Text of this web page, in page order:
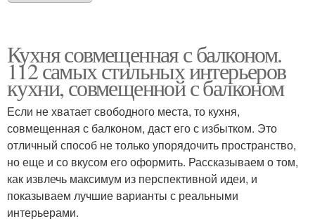
Кухня совмещенная с балконом.
112 самых стильных интерьеров
кухни, совмещенной с балконом
Если не хватает свободного места, то кухня,
совмещенная с балконом, даст его с избытком. Это
отличный способ не только упорядочить пространство,
но еще и со вкусом его оформить. Рассказываем о том,
как извлечь максимум из перспективной идеи, и
показываем лучшие варианты с реальными
интерьерами.